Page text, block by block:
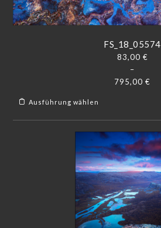
FS_18_05574
83,00 €
–
795,00 €
Ausführung wählen